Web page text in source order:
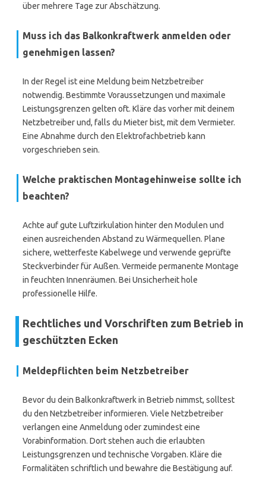
über mehrere Tage zur Abschätzung.
Muss ich das Balkonkraftwerk anmelden oder
genehmigen lassen?
In der Regel ist eine Meldung beim Netzbetreiber
notwendig. Bestimmte Voraussetzungen und maximale
Leistungsgrenzen gelten oft. Kläre das vorher mit deinem
Netzbetreiber und, falls du Mieter bist, mit dem Vermieter.
Eine Abnahme durch den Elektrofachbetrieb kann
vorgeschrieben sein.
Welche praktischen Montagehinweise sollte ich
beachten?
Achte auf gute Luftzirkulation hinter den Modulen und
einen ausreichenden Abstand zu Wärmequellen. Plane
sichere, wetterfeste Kabelwege und verwende geprüfte
Steckverbinder für Außen. Vermeide permanente Montage
in feuchten Innenräumen. Bei Unsicherheit hole
professionelle Hilfe.
Rechtliches und Vorschriften zum Betrieb in
geschützten Ecken
Meldepflichten beim Netzbetreiber
Bevor du dein Balkonkraftwerk in Betrieb nimmst, solltest
du den Netzbetreiber informieren. Viele Netzbetreiber
verlangen eine Anmeldung oder zumindest eine
Vorabinformation. Dort stehen auch die erlaubten
Leistungsgrenzen und technische Vorgaben. Kläre die
Formalitäten schriftlich und bewahre die Bestätigung auf.